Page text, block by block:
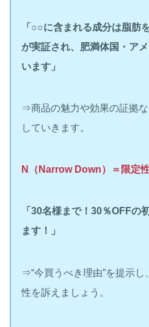
「○○に含まれる成分は脂肪
が実証され、肥満体国・ア
います」
⇒商品の魅力や効果の証拠
していきます。
N（Narrow Down）＝限定
「30名様まで！30％OFFの
ます！」
⇒“今買うべき理由”を提示し
性を訴えましょう。